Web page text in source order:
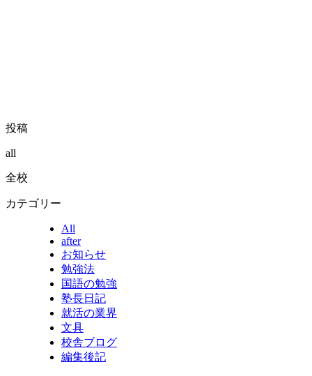
投稿
all
全校
カテゴリー
All
after
お知らせ
勉強法
国語の勉強
塾長日記
就活の業界
文具
校舎ブログ
編集後記